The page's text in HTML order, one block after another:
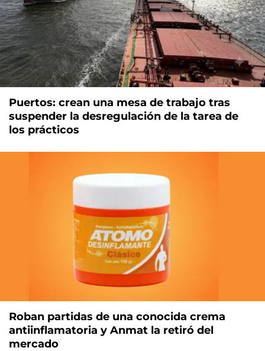
Puertos: crean una mesa de trabajo tras
suspender la desregulación de la tarea de
los prácticos
Roban partidas de una conocida crema
antiinflamatoria y Anmat la retiró del
mercado